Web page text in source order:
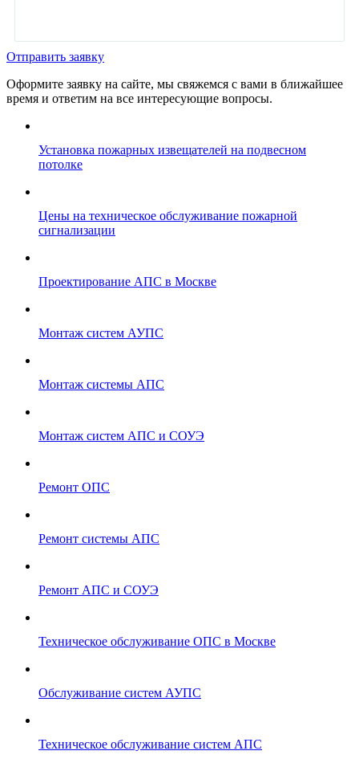
Отправить заявку
Оформите заявку на сайте, мы свяжемся с вами в ближайшее
время и ответим на все интересующие вопросы.
Установка пожарных извещателей на подвесном
потолке
Цены на техническое обслуживание пожарной
сигнализации
Проектирование АПС в Москве
Монтаж систем АУПС
Монтаж системы АПС
Монтаж систем АПС и СОУЭ
Ремонт ОПС
Ремонт системы АПС
Ремонт АПС и СОУЭ
Техническое обслуживание ОПС в Москве
Обслуживание систем АУПС
Техническое обслуживание систем АПС